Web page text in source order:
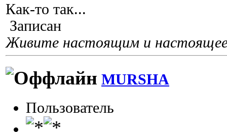
Как-то так...
Записан
Живите настоящим и
MURSHA
Пользователь